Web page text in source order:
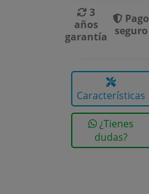
3
años
garantía
Pago
seguro
Características
¿Tienes
dudas?